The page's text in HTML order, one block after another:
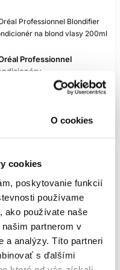
O cookies
cookies
poskytovanie funkcií
používame
ako používate naše
partnerom v
a analýzy. Títo partneri
s ďalšími
je automaticky lepšie.
A
vlákno, preto blond
môže dočasne vyplniť
pružnosť pri česaní, ale
panenského stavu.
opatrne od končekov.
lámavosť často rovnako
výber produktu.
Professionnel Blondifier
na blond vlasy 200ml
Professionnel